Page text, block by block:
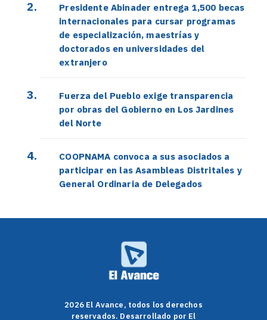
Presidente Abinader entrega 1,500 becas
internacionales para cursar programas
de especialización, maestrías y
doctorados en universidades del
extranjero
Fuerza del Pueblo exige transparencia
por obras del Gobierno en Los Jardines
del Norte
COOPNAMA convoca a sus asociados a
participar en las Asambleas Distritales y
General Ordinaria de Delegados
2026 El Avance, todos los derechos
reservados. Desarrollado por El